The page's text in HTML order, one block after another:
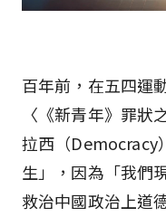
百年前，在五四運
〈《新青年》罪狀
拉西（Democracy
生」，因為「我們
救治中國政治上道